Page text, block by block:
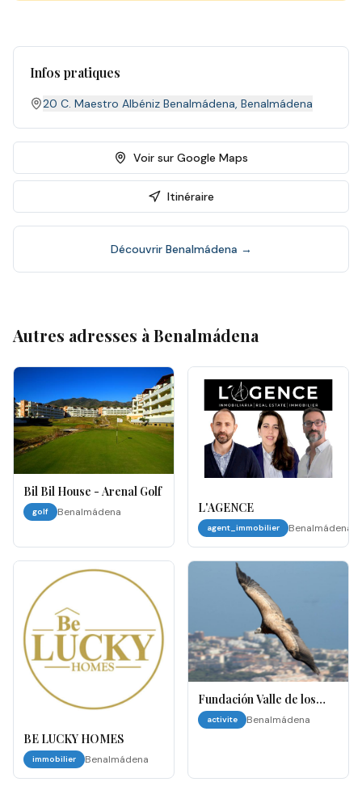
Infos pratiques
20 C. Maestro Albéniz Benalmádena, Benalmádena
Voir sur Google Maps
Itinéraire
Découvrir Benalmádena →
Autres adresses à Benalmádena
Bil Bil House - Arenal Golf
golf Benalmádena L'AGENCE
agent_immobilier Benalmádena
BE LUCKY HOMES
immobilier Benalmádena
Fundación Valle de los
Águilas – Benalmádena
(Spectacle des Aigles)
activite Benalmádena